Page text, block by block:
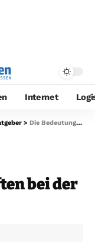
Internet
> Die Bedeutung von Sicherheitsvorschriften bei der Lagerung von Gütern
bei der